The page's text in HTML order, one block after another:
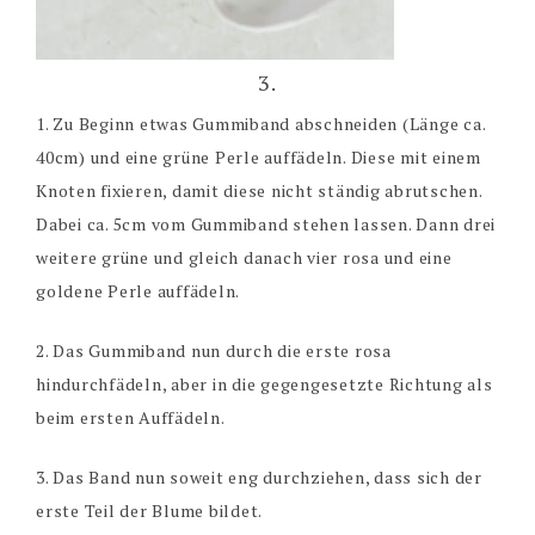
3.
1. Zu Beginn etwas Gummiband abschneiden (Länge ca.
40cm) und eine grüne Perle auffädeln. Diese mit einem
Knoten fixieren, damit diese nicht ständig abrutschen.
Dabei ca. 5cm vom Gummiband stehen lassen. Dann drei
weitere grüne und gleich danach vier rosa und eine
goldene Perle auffädeln.
2. Das Gummiband nun durch die erste rosa
hindurchfädeln, aber in die gegengesetzte Richtung als
beim ersten Auffädeln.
3. Das Band nun soweit eng durchziehen, dass sich der
erste Teil der Blume bildet.